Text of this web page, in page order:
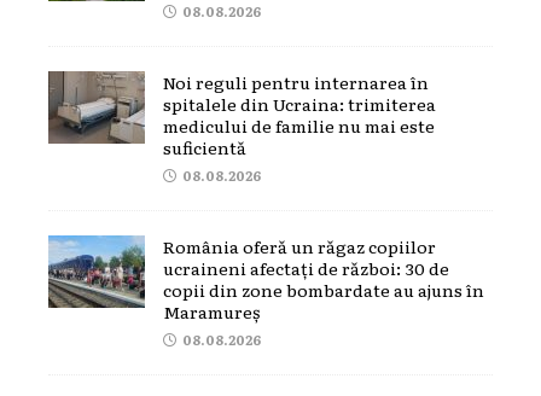
08.08.2026
Noi reguli pentru internarea în
spitalele din Ucraina: trimiterea
medicului de familie nu mai este
suficientă
08.08.2026
România oferă un răgaz copiilor
ucraineni afectați de război: 30 de
copii din zone bombardate au ajuns în
Maramureș
08.08.2026